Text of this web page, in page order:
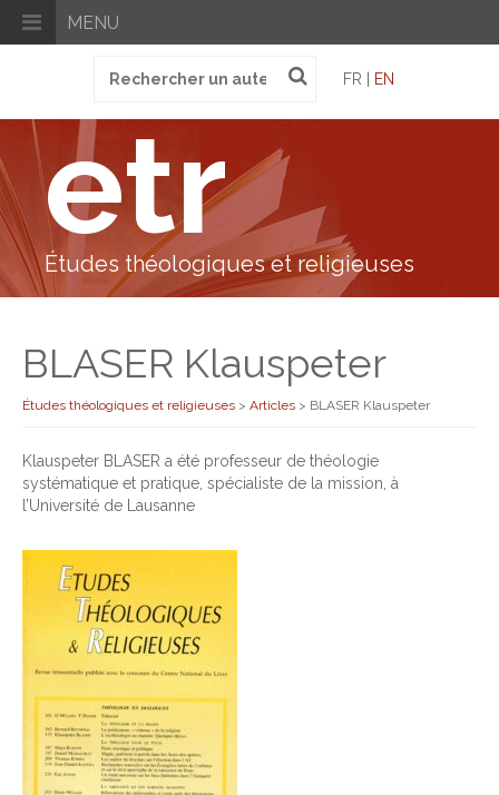
MENU
pour
FR | EN
etr
Études théologiques et religieuses
BLASER Klauspeter
Études théologiques et religieuses > Articles > BLASER Klauspeter
Klauspeter BLASER a été professeur de théologie
systématique et pratique, spécialiste de la mission, à
l’Université de Lausanne